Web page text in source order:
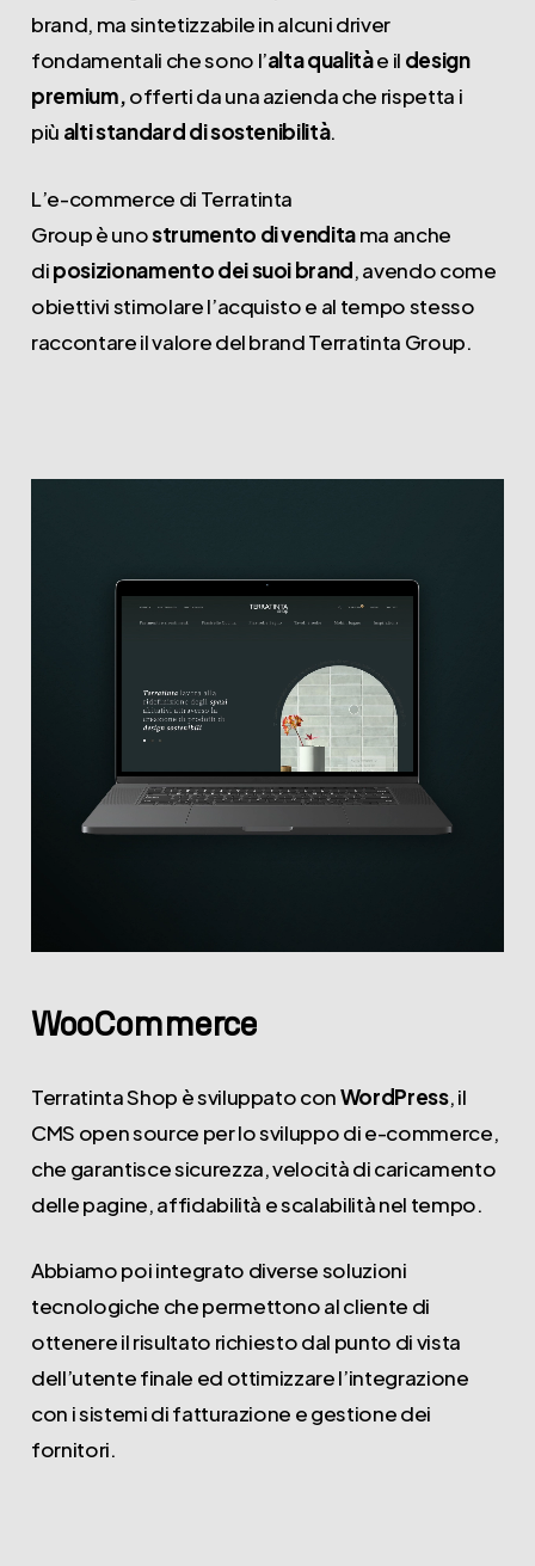
brand, ma sintetizzabile in alcuni driver
fondamentali che sono l’alta qualitàe il design
premium,offerti da una azienda che rispetta i
più alti standard di sostenibilità.
L’e-commerce di Terratinta
Group è unostrumento di venditama anche
diposizionamento dei suoi brand, avendo come
obiettivi stimolare l’acquisto e al tempo stesso
raccontare il valore del brand Terratinta Group.
WooCommerce
Terratinta Shop è sviluppato conWordPress, il
CMS open source per lo sviluppo di e-commerce,
che garantisce sicurezza, velocità di caricamento
delle pagine, affidabilità e scalabilità nel tempo.
Abbiamo poi integrato diverse soluzioni
tecnologiche che permettono al cliente di
ottenere il risultato richiesto dal punto di vista
dell’utente finale ed ottimizzare l’integrazione
con i sistemi di fatturazione e gestione dei
fornitori.